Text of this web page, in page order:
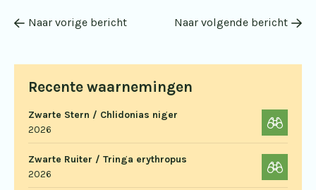
Recente waarnemingen
Zwarte Stern / Chlidonias niger
2026
Zwarte Ruiter / Tringa erythropus
2026
Naar vorige bericht Naar volgende bericht